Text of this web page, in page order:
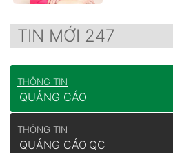
TIN MỚI 247
THÔNG TIN
QUẢNG CÁO
THÔNG TIN
QUẢNG CÁO QC